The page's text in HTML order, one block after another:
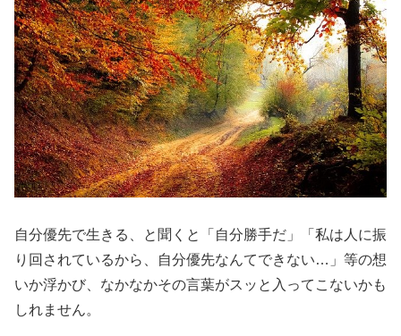
自分優先で生きる、と聞くと「自分勝手だ」「私は人に振
り回されているから、自分優先なんてできない…」等の想
いか浮かび、なかなかその言葉がスッと入ってこないかも
しれません。